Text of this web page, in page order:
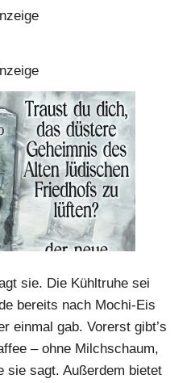
sie. Die Kühltruhe sei
bereits nach Mochi-Eis
einmal gab. Vorerst gibt’s
– ohne Milchschaum,
sie sagt. Außerdem bietet